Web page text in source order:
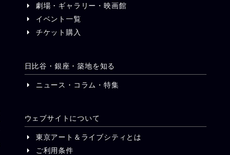
劇場・ギャラリー・映画館
イベント一覧
チケット購入
日比谷・銀座・築地を知る
ニュース・コラム・特集
ウェブサイトについて
東京アート＆ライブシティとは
ご利用条件